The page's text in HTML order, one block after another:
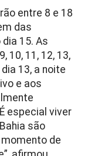
entre 8 e 18
das
15. As
10, 11, 12, 13,
13, a noite
e aos
especial viver
são
de